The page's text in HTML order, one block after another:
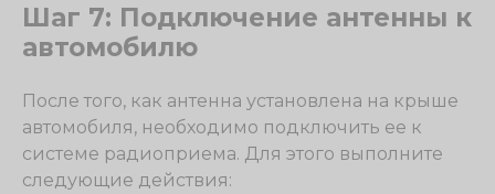
Шаг 7: Подключение антенны к
автомобилю
После того, как антенна установлена на крыше
автомобиля, необходимо подключить ее к
системе радиоприема. Для этого выполните
следующие действия: